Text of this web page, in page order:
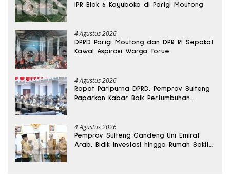
IPR Blok 6 Kayuboko di Parigi Moutong
4 Agustus 2026
DPRD Parigi Moutong dan DPR RI Sepakat
Kawal Aspirasi Warga Torue
4 Agustus 2026
Rapat Paripurna DPRD, Pemprov Sulteng
Paparkan Kabar Baik Pertumbuhan
4 Agustus 2026
Pemprov Sulteng Gandeng Uni Emirat
Arab, Bidik Investasi hingga Rumah Sakit